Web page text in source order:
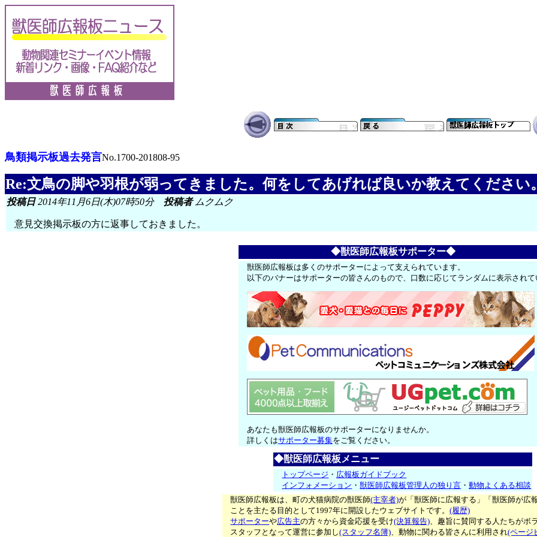
鳥類掲示板過去発言No.1700-201808-95
Re:文鳥の脚や羽根が弱ってきました。何をしてあげれば良いか教えてください
投稿日2014年11月6日(木)07時50分 投稿者ムクムク
意見交換掲示板の方に返事しておきました。
◆獣医師広報板サポーター◆
獣医師広報板は多くのサポーターによって支えられています。
以下のバナーはサポーターの皆さんのもので、口数に応じてランダムに表示され
あなたも獣医師広報板のサポーターになりませんか。
詳しくはサポーター募集をご覧ください。
◆獣医師広報板メニュー
トップページ ・ 広報板ガイドブック
インフォメーション ・獣医師広報板管理人の独り言 ・動物よくある相談
獣医師広報板は、町の犬猫病院の獣医師(主宰者)が「獣医師に広報する」「獣医師が広
ことを主たる目的として1997年に開設したウェブサイトです。(履歴)
サポーターや広告主の方々から資金応援を受け(決算報告)、趣旨に賛同する人たちがボ
スタッフとなって運営に参加し(スタッフ名簿)、動物に関わる皆さんに利用され(ページ